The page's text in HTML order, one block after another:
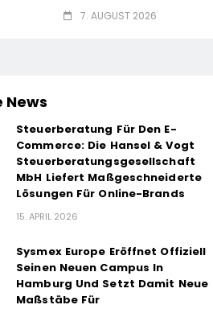
7. AUGUST 2026
News
Steuerberatung Für Den E-
Commerce: Die Hansel & Vogt
Steuerberatungsgesellschaft
MbH Liefert Maßgeschneiderte
Lösungen Für Online-Brands
15. APRIL 2026
Sysmex Europe Eröffnet Offiziell
Seinen Neuen Campus In
Hamburg Und Setzt Damit Neue
Maßstäbe Für